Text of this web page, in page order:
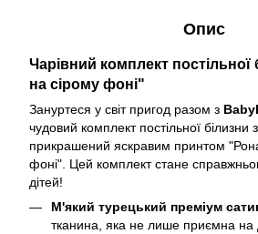
Опис
Чарівний комплект постільної
на сірому фоні"
Зануртеся у світ пригод разом з
чудовий комплект постільної білизни
прикрашений яскравим принтом
фоні". Цей комплект стане
дітей!
М'який турецький преміум
тканина, яка не лише приємна на